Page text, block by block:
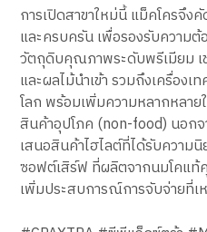
การเปิดสาขาใหม่นี้ แม็คโครจึ
และครบครัน เพื่อรองรับความ
วัตถุดิบคุณภาพระดับพรีเมียม
และผลไม้นำเข้า รวมถึงเครื่อง
โลก พร้อมเพิ่มความหลากหลา
สินค้าอุปโภค (non-food) นอก
เสนอสินค้าไฮไลต์ที่ได้รับความ
ซอฟต์เสิร์ฟ ที่ผลิตจากนมโคแ
เพิ่มประสบการณ์การจับจ่ายที่